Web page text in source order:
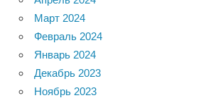
Март 2024
Февраль 2024
Январь 2024
Декабрь 2023
Ноябрь 2023